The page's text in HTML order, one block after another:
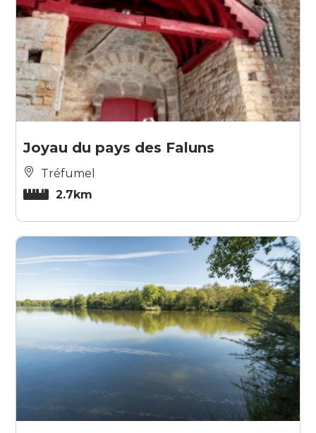
Joyau du pays des Faluns
Tréfumel
2.7km